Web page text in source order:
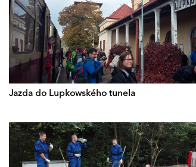
Jazda do Lupkowského tunela